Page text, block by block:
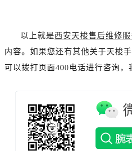
以上就是西安天梭售后维修
内容。如果您还有其他关于天梭
可以拨打页面400电话进行咨询，